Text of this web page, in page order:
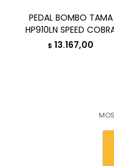
PEDAL BOMBO TAMA
HP910LN SPEED
$ 13.167,00